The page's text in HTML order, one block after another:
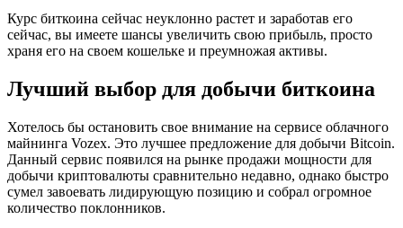
Курс биткоина сейчас неуклонно растет и заработав его
сейчас, вы имеете шансы увеличить свою прибыль, просто
храня его на своем кошельке и преумножая активы.
Лучший выбор для добычи биткоина
Хотелось бы остановить свое внимание на сервисе облачного
майнинга Vozex. Это лучшее предложение для добычи Bitcoin.
Данный сервис появился на рынке продажи мощности для
добычи криптовалюты сравнительно недавно, однако быстро
сумел завоевать лидирующую позицию и собрал огромное
количество поклонников.